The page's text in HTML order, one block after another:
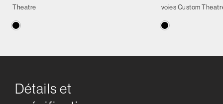
Theatre
voies Custom
Détails et